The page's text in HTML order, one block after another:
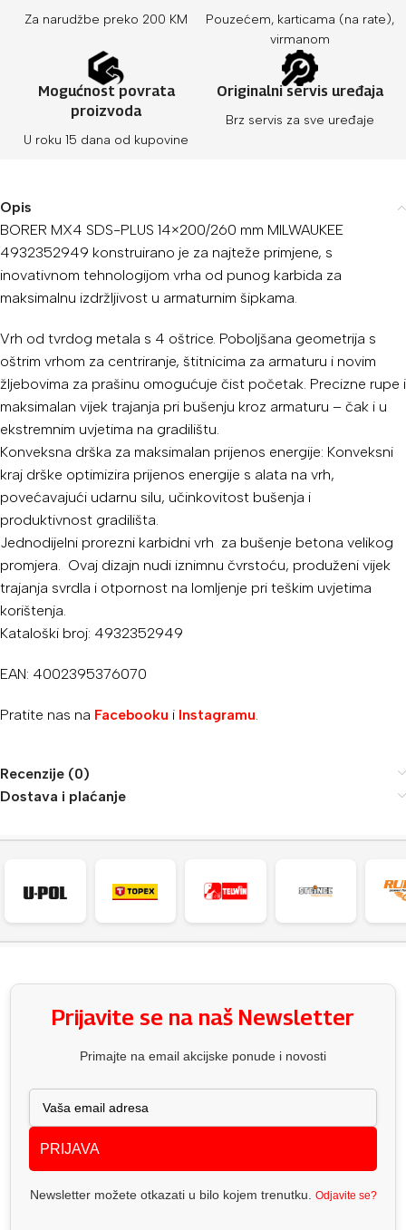
Za narudžbe preko 200 KM
Pouzećem, karticama (na rate),
virmanom
Mogućnost povrata
proizvoda
U roku 15 dana od kupovine
Originalni servis uređaja
Brz servis za sve uređaje
Opis
BORER MX4 SDS-PLUS 14×200/260 mm MILWAUKEE
4932352949 konstruirano je za najteže primjene, s
inovativnom tehnologijom vrha od punog karbida za
maksimalnu izdržljivost u armaturnim šipkama.
Vrh od tvrdog metala s 4 oštrice. Poboljšana geometrija s
oštrim vrhom za centriranje, štitnicima za armaturu i novim
žljebovima za prašinu omogućuje čist početak. Precizne rupe i
maksimalan vijek trajanja pri bušenju kroz armaturu – čak i u
ekstremnim uvjetima na gradilištu.
Konveksna drška za maksimalan prijenos energije: Konveksni
kraj drške optimizira prijenos energije s alata na vrh,
povećavajući udarnu silu, učinkovitost bušenja i
produktivnost gradilišta.
Jednodijelni prorezni karbidni vrh za bušenje betona velikog
promjera. Ovaj dizajn nudi iznimnu čvrstoću, produženi vijek
trajanja svrdla i otpornost na lomljenje pri teškim uvjetima
korištenja.
Kataloški broj: 4932352949
EAN: 4002395376070
Pratite nas na Facebooku i Instagramu.
Recenzije (0)
Dostava i plaćanje
Prijavite se na naš Newsletter
Primajte na email akcijske ponude i novosti
PRIJAVA
Newsletter možete otkazati u bilo kojem trenutku. Odjavite se?